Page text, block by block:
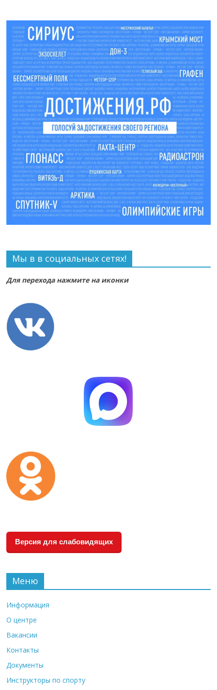
Мы в в социальных сетях!
Для перехода нажмите на иконки
Версия для слабовидящих
Меню
Информация
О центре
Вакансии
Контакты
Документы
Инструкторы по спорту